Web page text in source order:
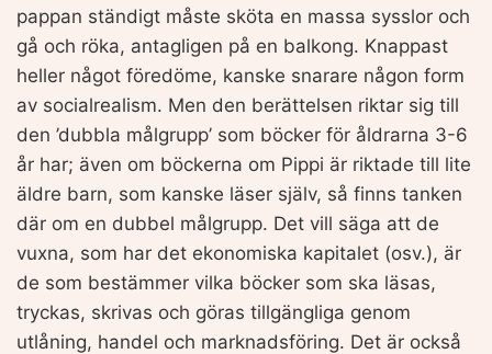
pappan ständigt måste sköta en massa sysslor och
gå och röka, antagligen på en balkong. Knappast
heller något föredöme, kanske snarare någon form
av socialrealism. Men den berättelsen riktar sig till
den ’dubbla målgrupp’ som böcker för åldrarna 3-6
år har; även om böckerna om Pippi är riktade till lite
äldre barn, som kanske läser själv, så finns tanken
där om en dubbel målgrupp. Det vill säga att de
vuxna, som har det ekonomiska kapitalet (osv.), är
de som bestämmer vilka böcker som ska läsas,
tryckas, skrivas och göras tillgängliga genom
utlåning, handel och marknadsföring. Det är också